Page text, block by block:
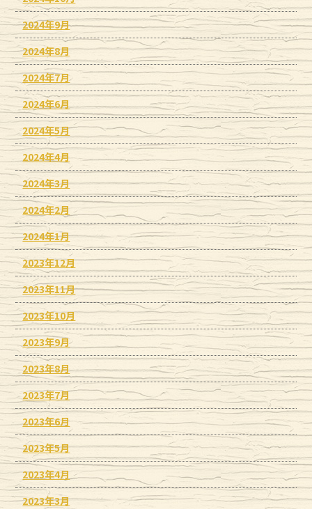
2024年9月
2024年8月
2024年7月
2024年6月
2024年5月
2024年4月
2024年3月
2024年2月
2024年1月
2023年12月
2023年11月
2023年10月
2023年9月
2023年8月
2023年7月
2023年6月
2023年5月
2023年4月
2023年3月